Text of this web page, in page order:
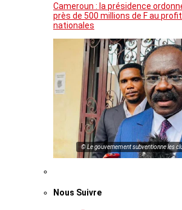
Cameroun : la présidence
près de 500 millions de F au
nationales
© Le gouvernement subventionne les
Nous Suivre